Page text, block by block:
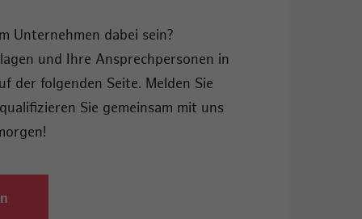
Unternehmen dabei sein?
und Ihre Ansprechpersonen in
der folgenden Seite. Melden Sie
Sie gemeinsam mit uns